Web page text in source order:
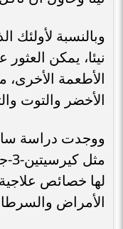
وبالنسبة لأولئك
نيئا، يمكن
الأطعمة الأخرى،
الأخضر والتوت
ووجدت دراسة
لها خصائص
الأمراض